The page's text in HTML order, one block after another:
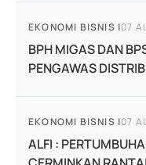
EKONOMI BISNIS |07
BPH MIGAS DAN
PENGAWAS
EKONOMI BISNIS |07
ALFI :